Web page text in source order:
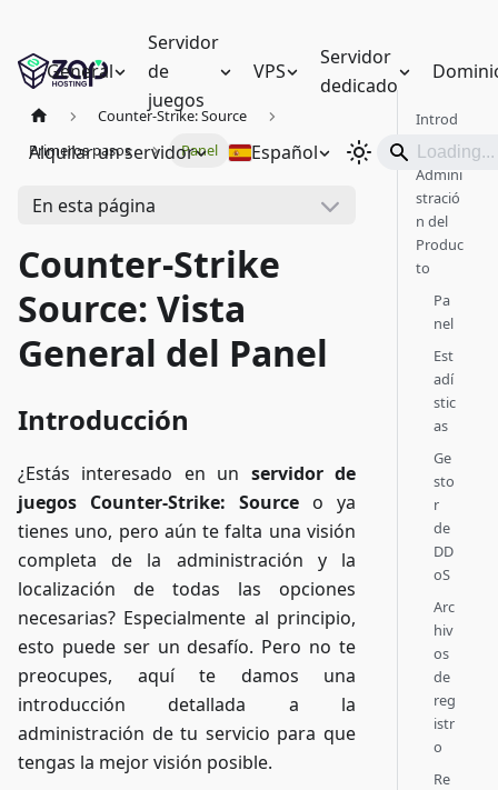
General
Servidor
de
juegos
VPS
Servidor
dedicado
Alquilar un servidor Español
Counter-Strike: Source
Primeros pasos
Panel
En esta página
Counter-Strike
Source: Vista
General del Panel
Introducción
¿Estás interesado en un servidor de
juegos Counter-Strike: Source o ya
tienes uno, pero aún te falta una visión
completa de la administración y la
localización de todas las opciones
necesarias? Especialmente al principio,
esto puede ser un desafío. Pero no te
preocupes, aquí te damos una
introducción detallada a la
administración de tu servicio para que
tengas la mejor visión posible.
Introd
ucción
Admini
stració
n del
Produc
to
Pa
nel
Est
adí
stic
as
Ge
sto
r
de
DD
oS
Arc
hiv
os
de
reg
istr
o
Re